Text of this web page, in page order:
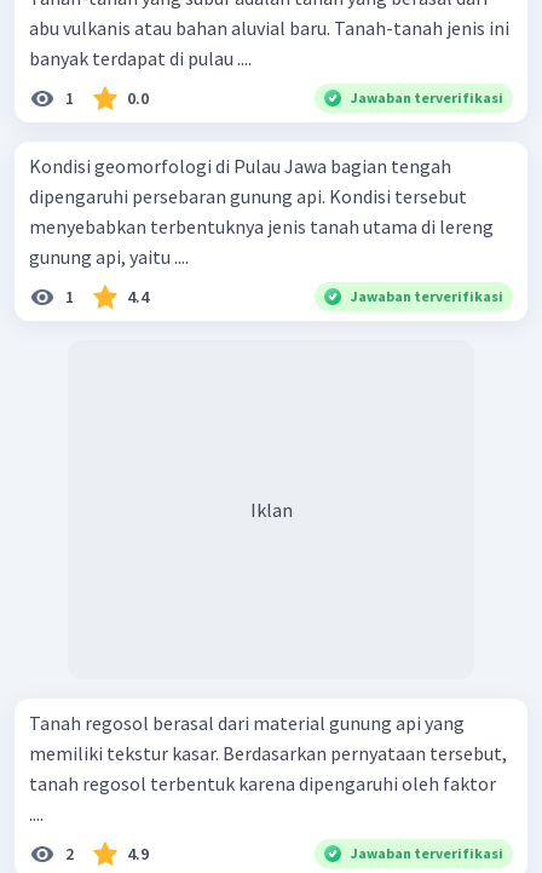
abu vulkanis atau bahan aluvial baru. Tanah-tanah jenis ini
banyak terdapat di pulau ....
1 0.0 Jawaban terverifikasi
Kondisi geomorfologi di Pulau Jawa bagian tengah
dipengaruhi persebaran gunung api. Kondisi tersebut
menyebabkan terbentuknya jenis tanah utama di lereng
gunung api, yaitu ....
1 4.4 Jawaban terverifikasi
Iklan
Tanah regosol berasal dari material gunung api yang
memiliki tekstur kasar. Berdasarkan pernyataan tersebut,
tanah regosol terbentuk karena dipengaruhi oleh faktor
....
2 4.9 Jawaban terverifikasi